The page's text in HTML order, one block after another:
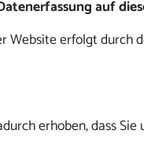
auf
Website erfolgt durch
erhoben, dass